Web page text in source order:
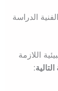
الدراسة
اللازمة